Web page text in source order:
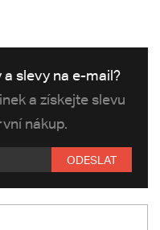
slevy na e-mail?
a získejte slevu
nákup.
ODESLAT